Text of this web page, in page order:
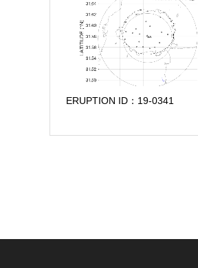
ERUPTION ID：19-0341